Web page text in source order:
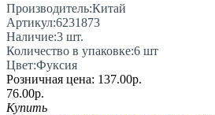
Производитель:Китай
Артикул:6231873
Наличие:3 шт.
Количество в упаковке:6 шт
Цвет:Фуксия
Розничная цена: 137.00р.
76.00р.
Купить